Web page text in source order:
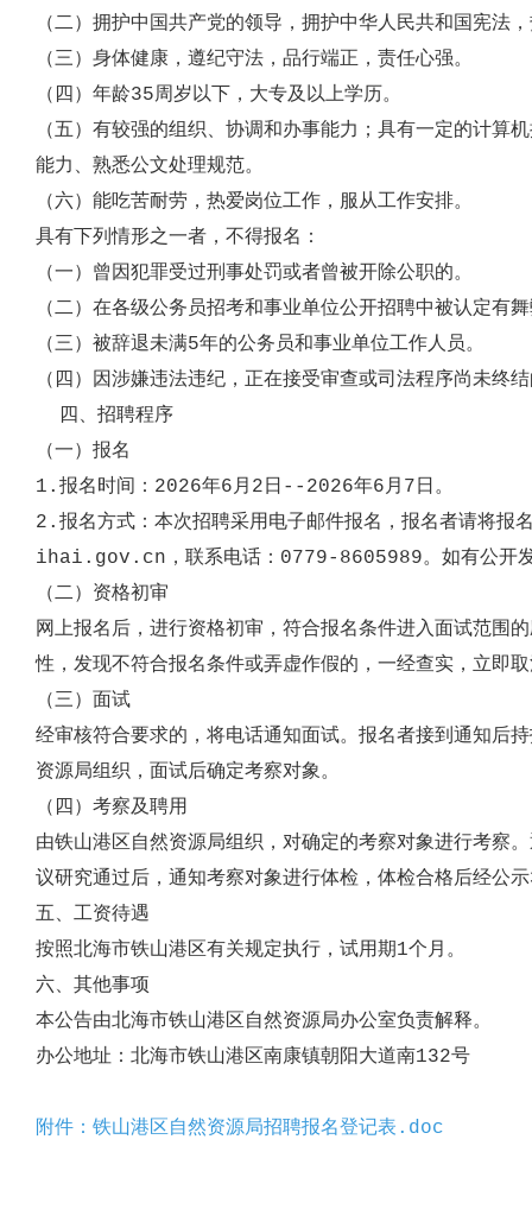
（二）拥护中国共产党的领导，拥护中华人民共和国宪法
（三）身体健康，遵纪守法，品行端正，责任心强。
（四）年龄35周岁以下，大专及以上学历。
（五）有较强的组织、协调和办事能力；具有一定的计算
能力、熟悉公文处理规范。
（六）能吃苦耐劳，热爱岗位工作，服从工作安排。
具有下列情形之一者，不得报名 ：
（一）曾因犯罪受过刑事处罚或者曾被开除公职的。
（二）在各级公务员招考和事业单位公开招聘中被认定有
（三）被辞退未满5年的公务员和事业单位工作人员。
（四）因涉嫌违法违纪，正在接受审查或司法程序尚未终
四、招聘程序
（一）报名
1.报名时间：2026年6月 2 日--2026年6月 7 日。
2. 报名方式： 本次招聘采用电子邮件报名，报名者请将报
ihai.gov.cn ， 联系电话：0779-8605989。如有公开
（二）资格初审
网上报名后，进行资格初审，符合报名条件进入面试范围
性，发现不符合报名条件或弄虚作假的，一经查实，立即
（三）面试
经审核符合要求的，将电话通知面试。报名者接到通知后
资源局组织，面试后确定考察对象。
（ 四 ）考察及聘用
由铁山港区自然资源局组织，对确定的考察对象进行考察
议研究通过后，通知考察对象进行体检，体检合格后经公
五、 工资待遇
按照北海市铁山港区有关规定执行 ，试用期1个月。
六、 其他事项
本公告由北海市铁山港区自然资源局办公室负责解释。
办公地址：北海市铁山港区南康镇朝阳大道南132号
附件：铁山港区自然资源局招聘报名登记表.doc